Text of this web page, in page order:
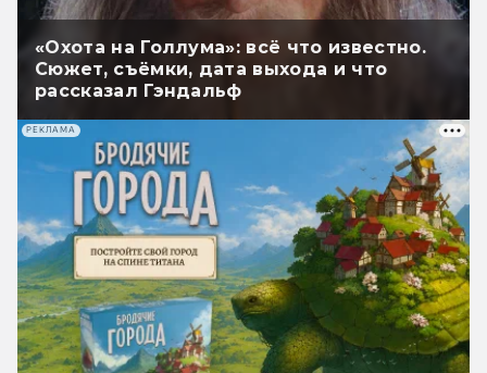
«Охота на Голлума»: всё что известно.
Сюжет, съёмки, дата выхода и что
рассказал Гэндальф
РЕКЛАМА